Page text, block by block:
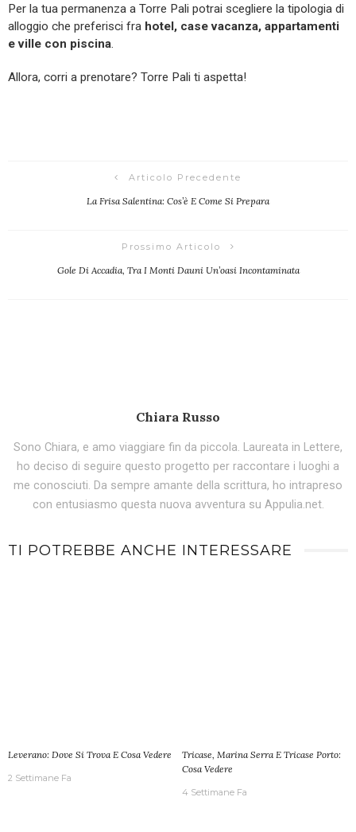
Per la tua permanenza a Torre Pali potrai scegliere la tipologia di
alloggio che preferisci fra hotel, case vacanza, appartamenti
e ville con piscina.
Allora, corri a prenotare? Torre Pali ti aspetta!
Articolo Precedente
La Frisa Salentina: Cos’è E Come Si Prepara
Prossimo Articolo
Gole Di Accadia, Tra I Monti Dauni Un’oasi Incontaminata
Chiara Russo
Sono Chiara, e amo viaggiare fin da piccola. Laureata in Lettere,
ho deciso di seguire questo progetto per raccontare i luoghi a
me conosciuti. Da sempre amante della scrittura, ho intrapreso
con entusiasmo questa nuova avventura su Appulia.net.
TI POTREBBE ANCHE INTERESSARE
Leverano: Dove Si Trova E Cosa Vedere
2 Settimane Fa
Tricase, Marina Serra E Tricase Porto:
Cosa Vedere
4 Settimane Fa